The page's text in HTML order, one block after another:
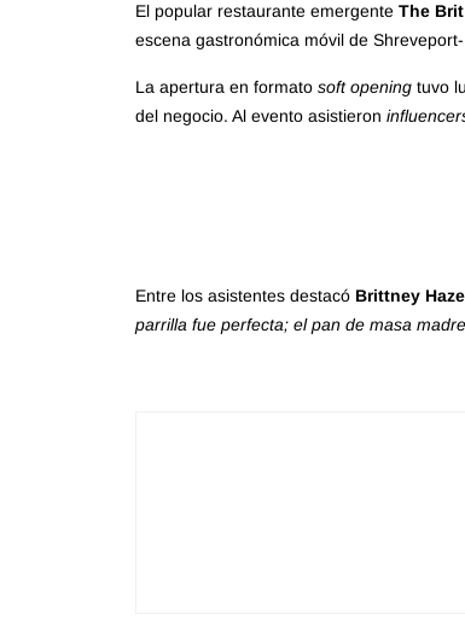
El popular restaurante emergente The
escena gastronómica móvil de
La apertura en formato soft opening tuvo
del negocio. Al evento asistieron
Entre los asistentes destacó Brittney
parrilla fue perfecta; el pan de masa